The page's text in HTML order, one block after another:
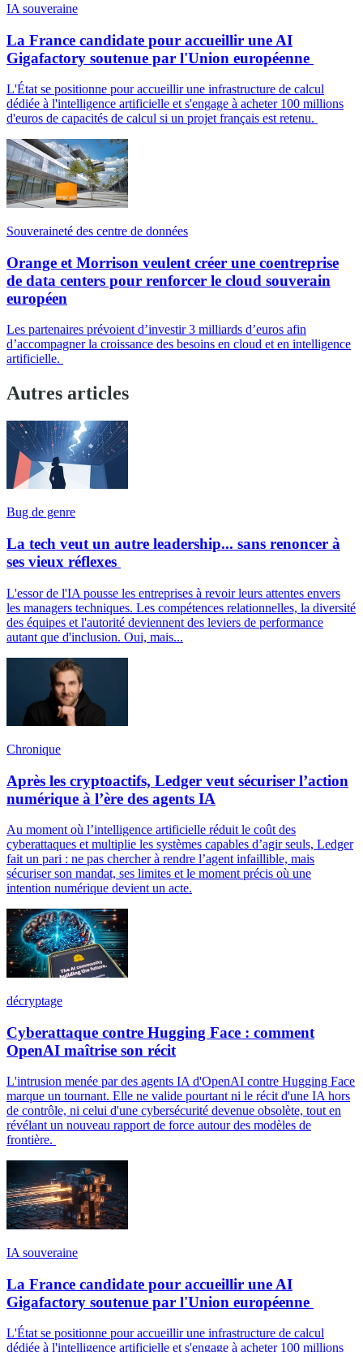
IA souveraine
La France candidate pour accueillir une AI
Gigafactory soutenue par l'Union européenne
L'État se positionne pour accueillir une infrastructure de calcul
dédiée à l'intelligence artificielle et s'engage à acheter 100 millions
d'euros de capacités de calcul si un projet français est retenu.
Souveraineté des centre de données
Orange et Morrison veulent créer une coentreprise
de data centers pour renforcer le cloud souverain
européen
Les partenaires prévoient d’investir 3 milliards d’euros afin
d’accompagner la croissance des besoins en cloud et en intelligence
artificielle.
Autres articles
Bug de genre
La tech veut un autre leadership... sans renoncer à
ses vieux réflexes
L'essor de l'IA pousse les entreprises à revoir leurs attentes envers
les managers techniques. Les compétences relationnelles, la diversité
des équipes et l'autorité deviennent des leviers de performance
autant que d'inclusion. Oui, mais...
Chronique
Après les cryptoactifs, Ledger veut sécuriser l’action
numérique à l’ère des agents IA
Au moment où l’intelligence artificielle réduit le coût des
cyberattaques et multiplie les systèmes capables d’agir seuls, Ledger
fait un pari : ne pas chercher à rendre l’agent infaillible, mais
sécuriser son mandat, ses limites et le moment précis où une
intention numérique devient un acte.
décryptage
Cyberattaque contre Hugging Face : comment
OpenAI maîtrise son récit
L'intrusion menée par des agents IA d'OpenAI contre Hugging Face
marque un tournant. Elle ne valide pourtant ni le récit d'une IA hors
de contrôle, ni celui d'une cybersécurité devenue obsolète, tout en
révélant un nouveau rapport de force autour des modèles de
frontière.
IA souveraine
La France candidate pour accueillir une AI
Gigafactory soutenue par l'Union européenne
L'État se positionne pour accueillir une infrastructure de calcul
dédiée à l'intelligence artificielle et s'engage à acheter 100 millions